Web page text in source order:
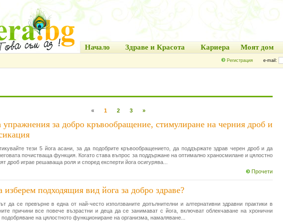
Начало Здраве и Красота Кариера Моят дом
Регистрация e-mail:
« 1 2 3 »
упражнения за добро кръвообращение, стимулиране на черния дроб и
тези 5 йога асани, за да подобрите кръвообращението, да поддържате здрав черен дроб и да
почистваща функция. Когато става въпрос за поддържане на оптимално храносмилане и цялостно
дроб играе решаваща роля и според експерти йога осигурява...
Прочети
изберем подходящия вид йога за добро здраве?
да се превърне в една от най-често използваните допълнителни и алтернативни здравни практики в
причини все повече възрастни и деца да се занимават с йога, включват облекчаване на хронични
подобряване на цялостното функциониране на организма, намаляване...